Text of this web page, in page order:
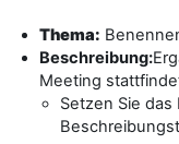
Thema:
Beschreibung:
Meeting
Setzen Sie